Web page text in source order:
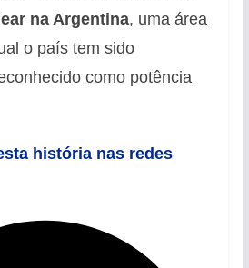
na Argentina, uma área
o país tem sido
como potência
história nas redes